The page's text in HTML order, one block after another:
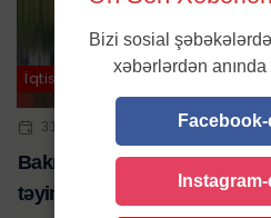
İqtisadiyyat
31 OKT 2023 | 15:09
Bakı-Qəbələ-Bakı
təyin edildi
Bizi sosial
xəbərlərdən
Facebook-